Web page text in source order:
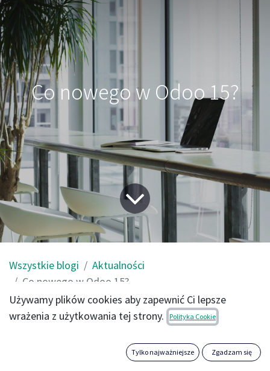
Co nowego w Odoo 15?
Wszystkie blogi
Aktualności
Co nowego w Odoo 15?
Wczoraj w trakcie Odoo Experience 2021 mogliśmy
obostrzenia, w wydarzeniu uczestniczyliśmy jedynie
Używamy plików cookies aby zapewnić Ci lepsze
wrażenia z użytkowania tej strony.
Polityka Cookie
Tylko najważniejsze Zgadzam się